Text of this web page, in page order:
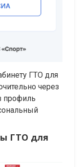
ГТО для
через
профиль
ГТО для